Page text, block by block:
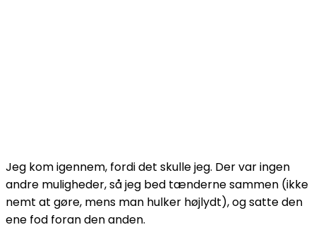
Jeg kom igennem, fordi det skulle jeg. Der var ingen
andre muligheder, så jeg bed tænderne sammen (ikke
nemt at gøre, mens man hulker højlydt), og satte den
ene fod foran den anden.